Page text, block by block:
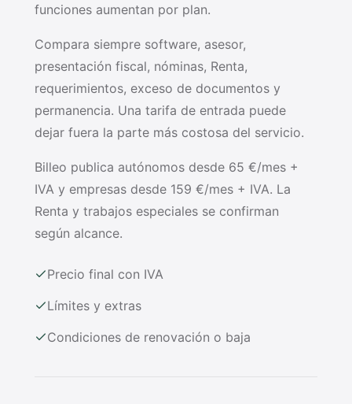
funciones aumentan por plan.
Compara siempre software, asesor,
presentación fiscal, nóminas, Renta,
requerimientos, exceso de documentos y
permanencia. Una tarifa de entrada puede
dejar fuera la parte más costosa del servicio.
Billeo publica autónomos desde 65 €/mes +
IVA y empresas desde 159 €/mes + IVA. La
Renta y trabajos especiales se confirman
según alcance.
Precio final con IVA
Límites y extras
Condiciones de renovación o baja